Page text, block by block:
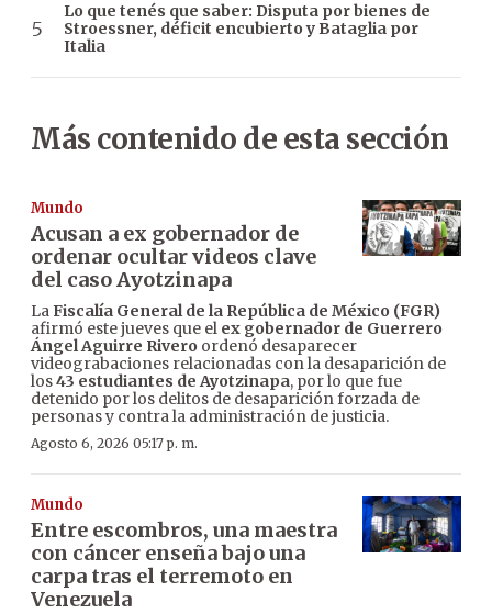
Lo que tenés que saber: Disputa por bienes de
Stroessner, déficit encubierto y Bataglia por
Italia
Más contenido de esta sección
Mundo
Acusan a ex gobernador de
ordenar ocultar videos clave
del caso Ayotzinapa
LaFiscalía General de la República de México (FGR)
afirmó este jueves que el ex gobernador de Guerrero
Ángel Aguirre Rivero ordenó desaparecer
videograbaciones relacionadas con la desaparición de
los43 estudiantes de Ayotzinapa, por lo que fue
detenido por los delitos de desaparición forzada de
personas y contra la administración de justicia.
Agosto 6, 2026 05:17 p. m.
Mundo
Entre escombros, una maestra
con cáncer enseña bajo una
carpa tras el terremoto en
Venezuela